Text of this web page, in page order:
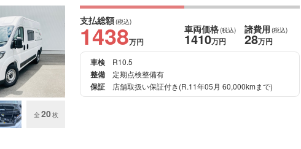
全 20枚
支払総額(税込)
1438万円
車両価格(税込)
1410万円
諸費用 (税込)
28万円
車検
R10.5
整備 定期点検整備有
保証 店舗取扱い保証付き(R.11年05月 60,000kmまで)